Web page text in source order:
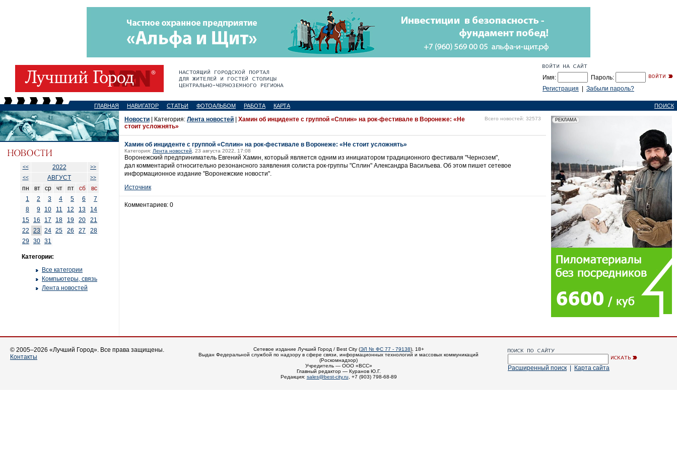
Имя:
Пароль:
Регистрация
Забыли пароль?
ГЛАВНАЯ НАВИГАТОР СТАТЬИ ФОТОАЛЬБОМ РАБОТА КАРТА ПОИСК
<< 2022
>>
<<
АВГУСТ >>
пн вт ср чт пт сб
вс
1
2 3 4 5 6
7
8
9 10 11 12 13
14
15
16 17 18 19 20
21
22
23 24 25 26 27
28
29 30 31
Категории:
Все категории
Компьютеры, связь
Лента новостей
Новости | Категория: Лента новостей
Хамин об инциденте с группой «Сплин» на рок-фестивале в Воронеже: «Не
стоит усложнять»
Всего новостей: 32573
Хамин об инциденте с группой «Сплин» на рок-фестивале в Воронеже: «Не стоит усложнять»
Категория: Лента новостей , 23 августа 2022, 17:08
Воронежский предприниматель Евгений Хамин, который является одним из инициатором традиционного фестиваля "Чернозем",
дал комментарий относительно резонансного заявления солиста рок-группы "Сплин" Александра Васильева. Об этом пишет сетевое
информационное издание "Воронежские новости".
Источник
Комментариев: 0
© 2005–2026 «Лучший Город». Все права защищены.
Контакты
Сетевое издание Лучший Город / Best City (ЭЛ № ФС 77 - 79138), 18+
Выдан Федеральной службой по надзору в сфере связи, информационных технологий и массовых коммуникаций
(Роскомнадзор)
Учредитель — ООО «ВСС»
Главный редактор — Куранов Ю.Г.
Редакция: sales@best-city.ru , +7 (903) 798-68-89
Расширенный поиск Карта сайта